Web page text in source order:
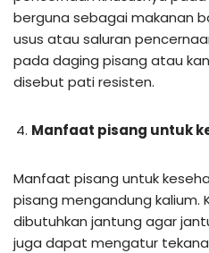
berguna sebagai makanan
usus atau saluran
pada daging pisang atau
disebut pati resisten.
Manfaat pisang untuk
Manfaat pisang untuk
pisang mengandung kalium.
dibutuhkan jantung agar
juga dapat mengatur